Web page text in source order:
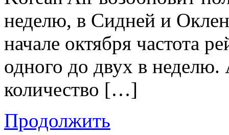
неделю, в Сидней и
начале октября частота
одного до двух в
количество […]
Продолжить